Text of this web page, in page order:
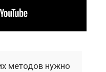
методов нужно